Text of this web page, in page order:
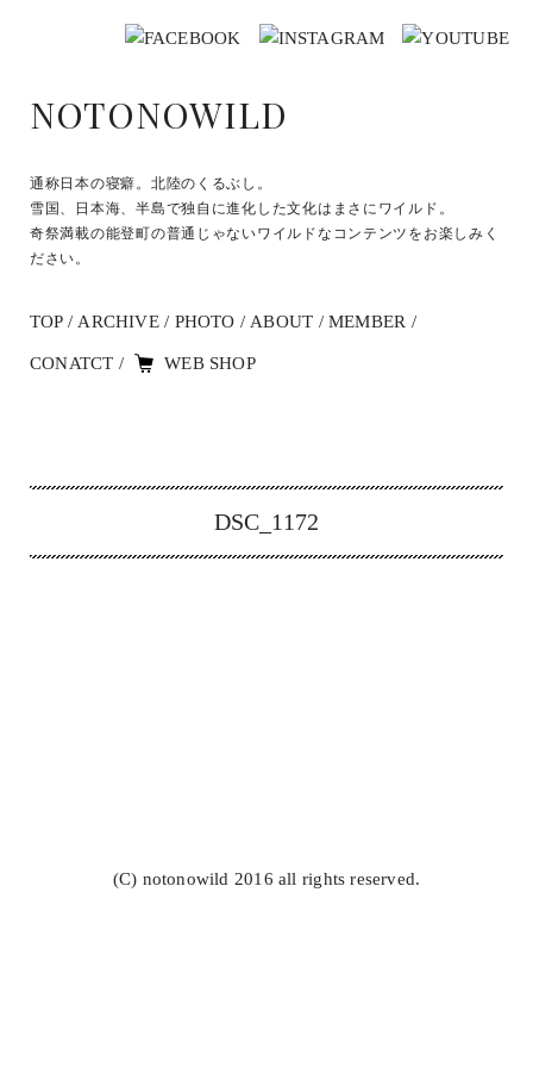
NOTONOWILD
通称日本の寝癖。北陸のくるぶし。
雪国、日本海、半島で独自に進化した文化はまさにワイルド。
奇祭満載の能登町の普通じゃないワイルドなコンテンツをお楽しみく
ださい。
TOP ARCHIVE PHOTO ABOUT MEMBER
CONATCT WEB SHOP
DSC_1172
(C) notonowild 2016 all rights reserved.